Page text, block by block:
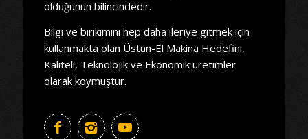
olduğunun bilincindedir.
Bilgi ve birikimini hep daha ileriye gitmek için
kullanmakta olan Üstün-El Makina Hedefini,
Kaliteli, Teknolojik ve Ekonomik üretimler
olarak koymuştur.